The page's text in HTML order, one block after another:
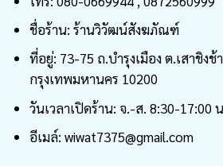
ชื่อร้าน: ร้านวิวัฒน์สังฆภัณฑ์
ที่อยู่: 73-75 ถ.บำรุงเมือง ต.เสาชิง
กรุงเทพมหานคร 10200
วันเวลาเปิดร้าน: จ.-ส. 8:30-17:00
อีเมล์: wiwat7375@gmail.com